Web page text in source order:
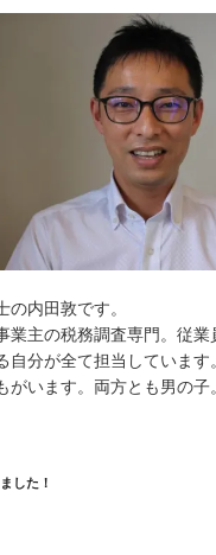
の内田敦です。
業主の税務調査専門。従業
自分が全て担当していま
がいます。両方とも男の子。
した！